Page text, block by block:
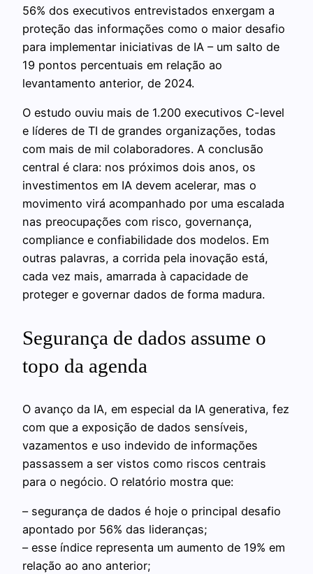
56% dos executivos entrevistados enxergam a
proteção das informações como o maior desafio
para implementar iniciativas de IA – um salto de
19 pontos percentuais em relação ao
levantamento anterior, de 2024.
O estudo ouviu mais de 1.200 executivos C-level
e líderes de TI de grandes organizações, todas
com mais de mil colaboradores. A conclusão
central é clara: nos próximos dois anos, os
investimentos em IA devem acelerar, mas o
movimento virá acompanhado por uma escalada
nas preocupações com risco, governança,
compliance e confiabilidade dos modelos. Em
outras palavras, a corrida pela inovação está,
cada vez mais, amarrada à capacidade de
proteger e governar dados de forma madura.
Segurança de dados assume o
topo da agenda
O avanço da IA, em especial da IA generativa, fez
com que a exposição de dados sensíveis,
vazamentos e uso indevido de informações
passassem a ser vistos como riscos centrais
para o negócio. O relatório mostra que:
– segurança de dados é hoje o principal desafio
apontado por 56% das lideranças;
– esse índice representa um aumento de 19% em
relação ao ano anterior;